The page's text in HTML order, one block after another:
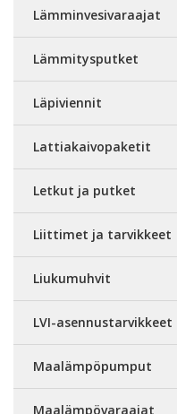
Lämminvesivaraajat
Lämmitysputket
Läpiviennit
Lattiakaivopaketit
Letkut ja putket
Liittimet ja tarvikkeet
Liukumuhvit
LVI-asennustarvikkeet
Maalämpöpumput
Maalämpövaraajat